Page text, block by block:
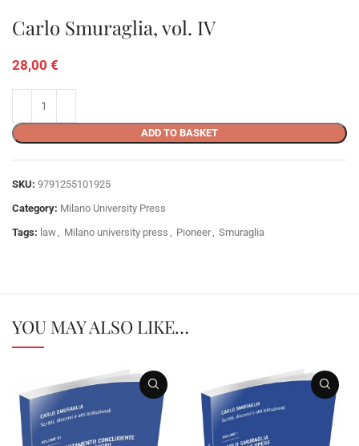
Carlo Smuraglia, vol. IV
28,00 €
ADD TO BASKET
SKU: 9791255101925
Category: Milano University Press
Tags: law Milano university press Pioneer Smuraglia
YOU MAY ALSO LIKE…